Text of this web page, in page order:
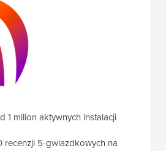
1 milion aktywnych instalacji
recenzji 5-gwiazdkowych na